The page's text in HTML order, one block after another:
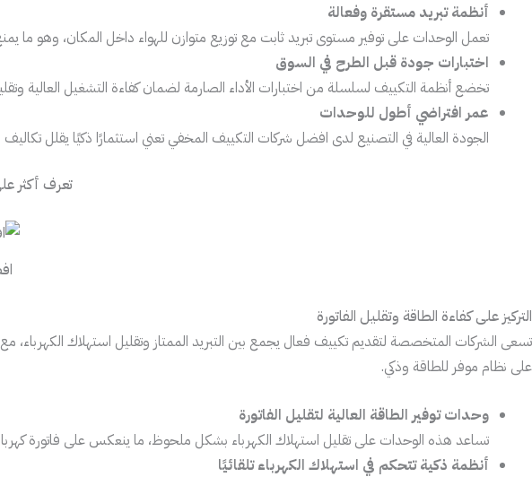
أنظمة تبريد مستقرة وفعالة
تعمل الوحدات على توفير مستوى تبريد ثابت مع توزيع متوازن للهواء داخل المكان، وهو ما
اختبارات جودة قبل الطرح في السوق
تخضع أنظمة التكييف لسلسلة من اختبارات الأداء الصارمة لضمان كفاءة التشغيل العالية
عمر افتراضي أطول للوحدات
الجودة العالية في التصنيع لدى افضل شركات التكييف المخفي تعني استثمارًا ذكيًا يقلل
تعرف أكثر
التركيز على كفاءة الطاقة وتقليل الفاتورة
تسعى الشركات المتخصصة لتقديم تكييف فعال يجمع بين التبريد الممتاز وتقليل استهلاك
على نظام موفر للطاقة وذكي.
وحدات توفير الطاقة العالية لتقليل الفاتورة
تساعد هذه الوحدات على تقليل استهلاك الكهرباء بشكل ملحوظ، ما ينعكس على فاتورة
أنظمة ذكية تتحكم في استهلاك الكهرباء تلقائيًا